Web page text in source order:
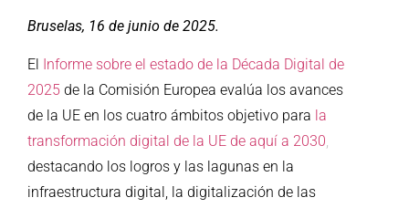
Bruselas, 16 de junio de 2025.
El
Informe sobre el estado de la Década Digital de
2025 de la Comisión Europea evalúa los avances
de la UE en los cuatro ámbitos objetivo para la
transformación digital de la UE de aquí a 2030,
destacando los logros y las lagunas en la
infraestructura digital, la digitalización de las